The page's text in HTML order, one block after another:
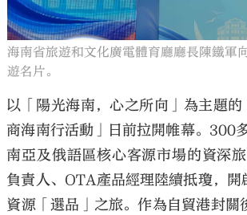
海南省旅遊和文化廣電體育廳廳長陳鐵軍
遊名片。
以「陽光海南，心之所向」為主題
商海南行活動」日前拉開帷幕。300
南亞及俄語區核心客源市場的資深
負責人、OTA產品經理陸續抵瓊，開
資源「選品」之旅。作為自貿港封關